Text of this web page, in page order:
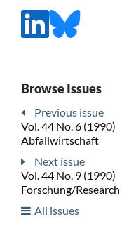
Browse Issues
Previous issue
Vol. 44 No. 6 (1990)
Abfallwirtschaft
Next issue
Vol. 44 No. 9 (1990)
Forschung/Research
All issues